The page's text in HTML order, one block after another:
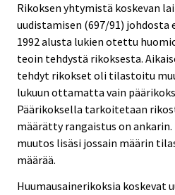
Rikoksen yhtymistä koskevan
uudistamisen (697/91) johdosta
1992 alusta lukien otettu
teoin tehdystä rikoksesta.
tehdyt rikokset oli tilastoitu
lukuun ottamatta vain
Päärikoksella tarkoitetaan
määrätty rangaistus on
muutos lisäsi jossain määrin
määrää.
Huumausainerikoksia koskevat